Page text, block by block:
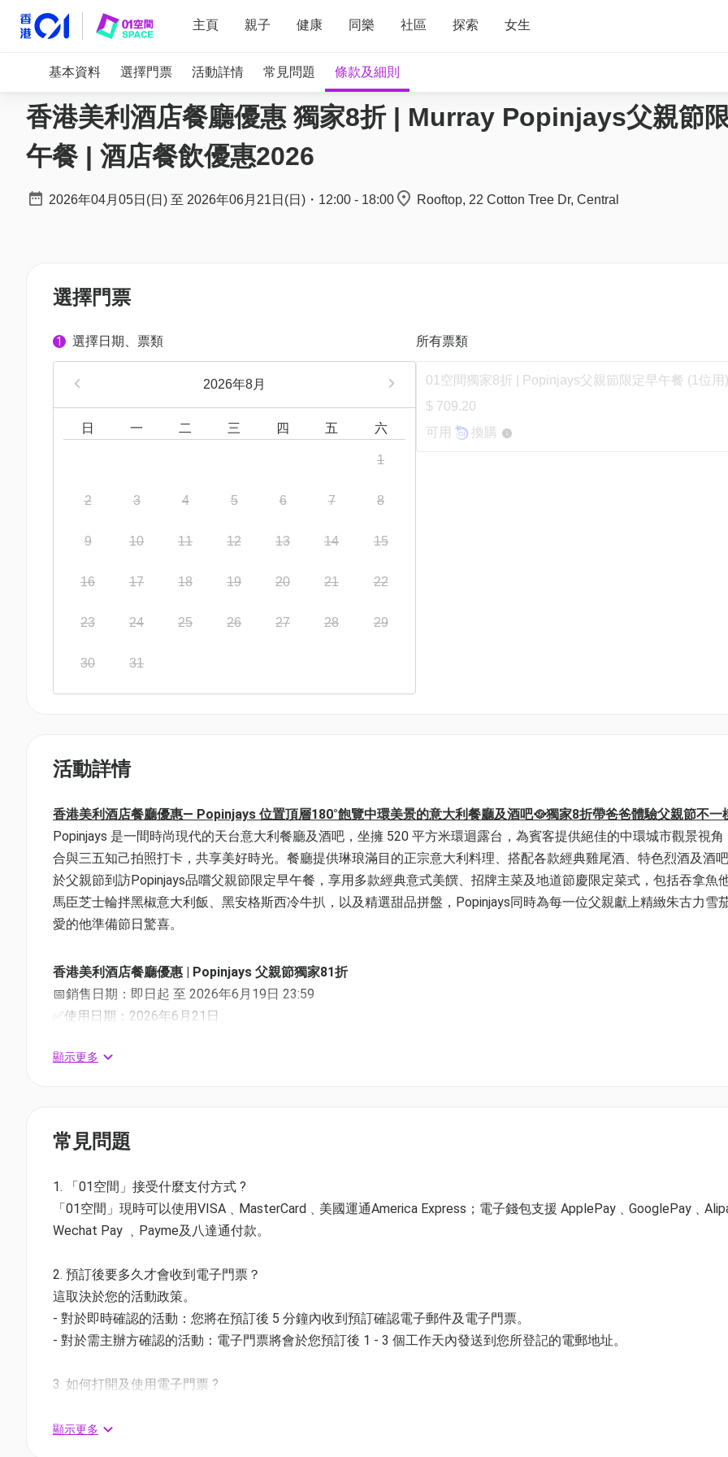
主頁 親子 健康 同樂 社區 探索 女生
基本資料 選擇門票 活動詳情 常見問題 條款及細則
香港美利酒店餐廳優惠 獨家8折 | Murray Popinjays父親節
午餐 | 酒店餐飲優惠2026
2026年04月05日(日) 至 2026年06月21日(日) ・ 12:00 - 18:00 Rooftop, 22 Cotton Tree Dr, Central
選擇門票
1 選擇日期、票類
2026年8月
日 一 二 三 四 五 六
1
2 3 4 5 6 7 8
9 10 11 12 13 14 15
16 17 18 19 20 21 22
23 24 25 26 27 28 29
30 31
所有票類
01空間獨家8折 | Popinjays父親節限定早午餐 (1位用)
$ 709.20
可用
換購
活動詳情
香港美利酒店餐廳優惠— Popinjays 位置頂層180°飽覽中環美景的意大利餐廳及酒吧🥘獨家8折帶爸爸體驗父親節不一
Popinjays 是一間時尚現代的天台意大利餐廳及酒吧，坐擁 520 平方米環迴露台，為賓客提供絕佳的中環城市觀景視角
合與三五知己拍照打卡，共享美好時光。餐廳提供琳琅滿目的正宗意大利料理、搭配各款經典雞尾酒、特色烈酒及酒
於父親節到訪Popinjays品嚐父親節限定早午餐，享用多款經典意式美饌、招牌主菜及地道節慶限定菜式，包括吞拿魚
馬臣芝士輪拌黑椒意大利飯、黑安格斯西冷牛扒，以及精選甜品拼盤，Popinjays同時為每一位父親獻上精緻朱古力雪
愛的他準備節日驚喜。
香港美利酒店餐廳優惠 | Popinjays 父親節獨家81折
📅銷售日期：即日起 至 2026年6月19日 23:59
✅使用日期：2026年6月21日
Popinjays父親節限定早午餐 (1位用)
菜單
顯示更多
常見問題
1. 「01空間」接受什麼支付方式 ?
「01空間」現時可以使用VISA﹑MasterCard﹑美國運通America Express；電子錢包支援
Wechat Pay ﹑Payme及八達通付款。
2. 預訂後要多久才會收到電子門票？
這取決於您的活動政策。
- 對於即時確認的活動：您將在預訂後 5 分鐘內收到預訂確認電子郵件及電子門票。
- 對於需主辦方確認的活動：電子門票將會於您預訂後 1 - 3 個工作天內發送到您所登記的電郵地址。
3. 如何打開及使用電子門票 ?
相關活動電子門票；
顯示更多